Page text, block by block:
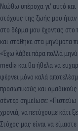
Νιώθω υπέροχα γι’ αυτό
στόχους της ζωής μου
στο δέρμα μου έχοντας στο
και στάθηκε στα μηνύματα
«Έχω λάβει πάρα πολλά
media και θα ήθελα να
φέρνει μόνο καλά
προσωπικούς και
σέντερ σημείωσε:
χρονιά, να πετύχουμε κάτι
Στόχος μας είναι να